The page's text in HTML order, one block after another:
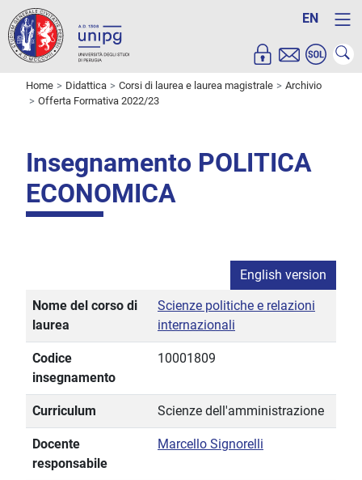
EN
Home Didattica Corsi di laurea e laurea magistrale
Archivio
Offerta Formativa 2022/23
Insegnamento POLITICA
ECONOMICA
English version
Nome del corso di
laurea
Scienze politiche e relazioni
internazionali
Codice
insegnamento
10001809
Curriculum Scienze dell'amministrazione
Docente
responsabile
Marcello Signorelli